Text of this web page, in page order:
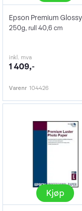
250g, rull 40,6 cm
inkl. mva
1 409,-
Varenr 104426
Kjøp